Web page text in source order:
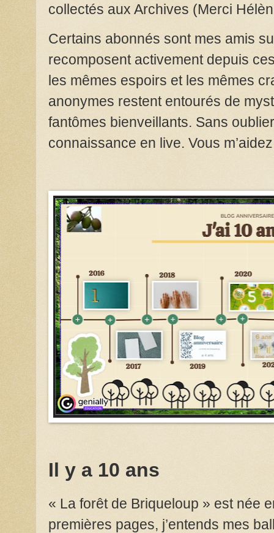
collectés aux Archives (Merci
Certains abonnés sont mes amis
recomposent activement depuis
les mêmes espoirs et les mêmes
anonymes restent entourés de
fantômes bienveillants. Sans
connaissance en live. Vous
Il y a 10 ans
« La forêt de Briqueloup » est née
premières pages, j’entends mes